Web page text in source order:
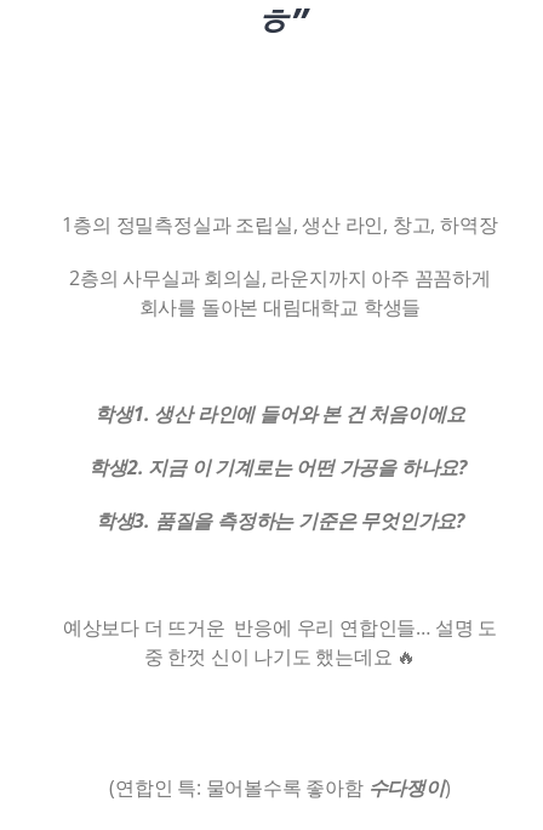
ㅎ”
1층의 정밀측정실과 조립실, 생산 라인, 창고, 하역장
2층의 사무실과 회의실, 라운지까지 아주 꼼꼼하게
회사를 돌아본 대림대학교 학생들
학생1. 생산 라인에 들어와 본 건 처음이에요
학생2. 지금 이 기계로는 어떤 가공을 하나요?
학생3. 품질을 측정하는 기준은 무엇인가요?
예상보다 더 뜨거운 반응에 우리 연합인들… 설명 도
중 한껏 신이 나기도 했는데요 🔥
(연합인 특: 물어볼수록 좋아함 수다쟁이)